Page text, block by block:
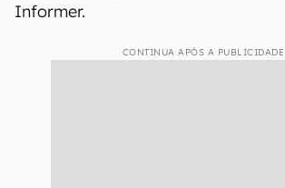
Informer.
CONTINUA APÓS A PUBLICIDADE